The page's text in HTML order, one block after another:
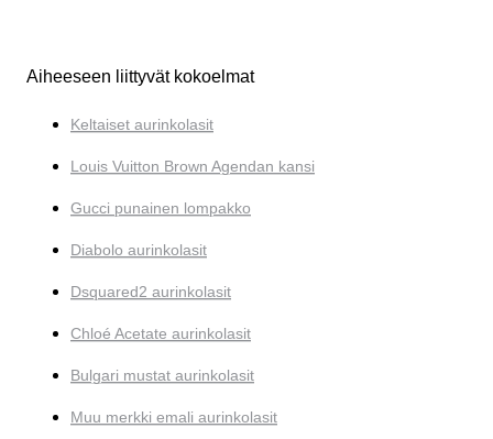
Aiheeseen liittyvät kokoelmat
Keltaiset aurinkolasit
Louis Vuitton Brown Agendan kansi
Gucci punainen lompakko
Diabolo aurinkolasit
Dsquared2 aurinkolasit
Chloé Acetate aurinkolasit
Bulgari mustat aurinkolasit
Muu merkki emali aurinkolasit